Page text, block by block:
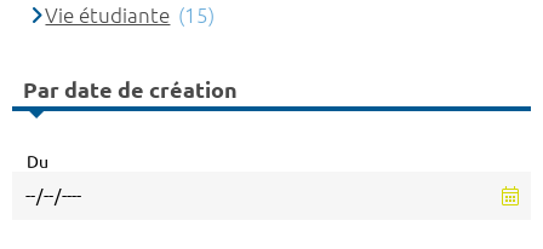
Vie étudiante (15)
Par date de création
Du